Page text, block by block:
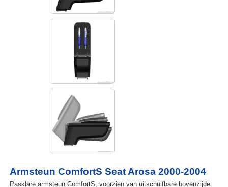
Armsteun ComfortS Seat Arosa 2000-2004
Pasklare armsteun ComfortS, voorzien van uitschuifbare bovenzijde